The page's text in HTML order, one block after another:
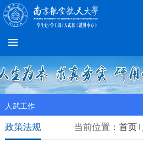
人武工作
当前位置： 首页
政策法规